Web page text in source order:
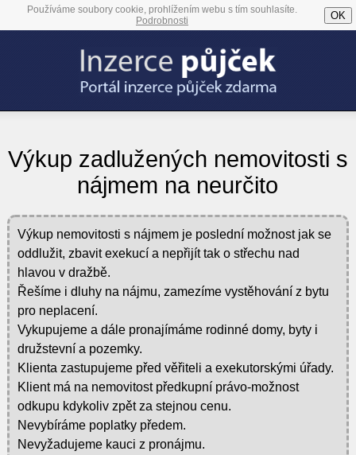
Používáme soubory cookie, prohlížením webu s tím souhlasíte.
Podrobnosti
OK
Výkup zadlužených nemovitosti s
nájmem na neurčito
Výkup nemovitosti s nájmem je poslední možnost jak se
oddlužit, zbavit exekucí a nepřijít tak o střechu nad
hlavou v dražbě.
Řešíme i dluhy na nájmu, zamezíme vystěhování z bytu
pro neplacení.
Vykupujeme a dále pronajímáme rodinné domy, byty i
družstevní a pozemky.
Klienta zastupujeme před věřiteli a exekutorskými úřady.
Klient má na nemovitost předkupní právo-možnost
odkupu kdykoliv zpět za stejnou cenu.
Nevybíráme poplatky předem.
Nevyžadujeme kauci z pronájmu.